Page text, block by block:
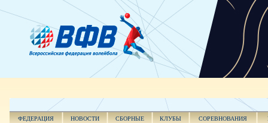
ФЕДЕРАЦИЯ НОВОСТИ СБОРНЫЕ КЛУБЫ СОРЕВНОВАНИЯ